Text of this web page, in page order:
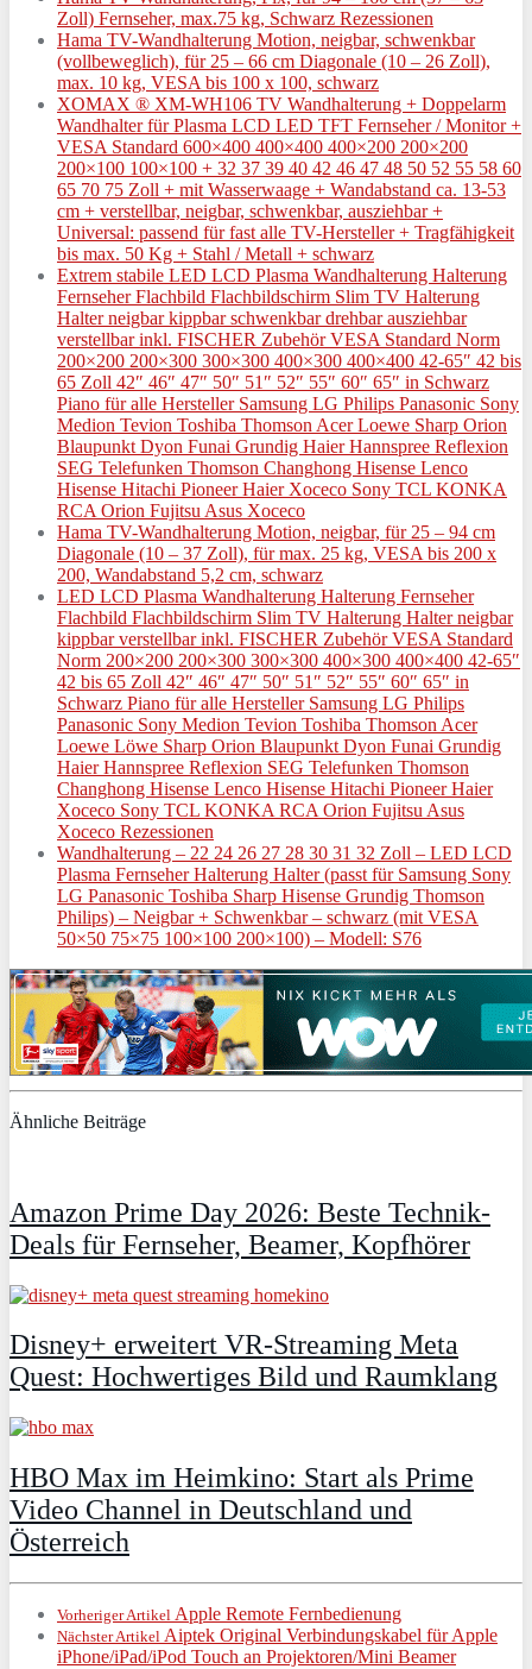
Zoll) Fernseher, max.75 kg, Schwarz Rezessionen
Hama TV-Wandhalterung Motion, neigbar, schwenkbar
(vollbeweglich), für 25 – 66 cm Diagonale (10 – 26 Zoll),
max. 10 kg, VESA bis 100 x 100, schwarz
XOMAX ® XM-WH106 TV Wandhalterung + Doppelarm
Wandhalter für Plasma LCD LED TFT Fernseher / Monitor +
VESA Standard 600×400 400×400 400×200 200×200
200×100 100×100 + 32 37 39 40 42 46 47 48 50 52 55 58 60
65 70 75 Zoll + mit Wasserwaage + Wandabstand ca. 13-53
cm + verstellbar, neigbar, schwenkbar, ausziehbar +
Universal: passend für fast alle TV-Hersteller + Tragfähigkeit
bis max. 50 Kg + Stahl / Metall + schwarz
Extrem stabile LED LCD Plasma Wandhalterung Halterung
Fernseher Flachbild Flachbildschirm Slim TV Halterung
Halter neigbar kippbar schwenkbar drehbar ausziehbar
verstellbar inkl. FISCHER Zubehör VESA Standard Norm
200×200 200×300 300×300 400×300 400×400 42-65″ 42 bis
65 Zoll 42″ 46″ 47″ 50″ 51″ 52″ 55″ 60″ 65″ in Schwarz
Piano für alle Hersteller Samsung LG Philips Panasonic Sony
Medion Tevion Toshiba Thomson Acer Loewe Sharp Orion
Blaupunkt Dyon Funai Grundig Haier Hannspree Reflexion
SEG Telefunken Thomson Changhong Hisense Lenco
Hisense Hitachi Pioneer Haier Xoceco Sony TCL KONKA
RCA Orion Fujitsu Asus Xoceco
Hama TV-Wandhalterung Motion, neigbar, für 25 – 94 cm
Diagonale (10 – 37 Zoll), für max. 25 kg, VESA bis 200 x
200, Wandabstand 5,2 cm, schwarz
LED LCD Plasma Wandhalterung Halterung Fernseher
Flachbild Flachbildschirm Slim TV Halterung Halter neigbar
kippbar verstellbar inkl. FISCHER Zubehör VESA Standard
Norm 200×200 200×300 300×300 400×300 400×400 42-65″
42 bis 65 Zoll 42″ 46″ 47″ 50″ 51″ 52″ 55″ 60″ 65″ in
Schwarz Piano für alle Hersteller Samsung LG Philips
Panasonic Sony Medion Tevion Toshiba Thomson Acer
Loewe Löwe Sharp Orion Blaupunkt Dyon Funai Grundig
Haier Hannspree Reflexion SEG Telefunken Thomson
Changhong Hisense Lenco Hisense Hitachi Pioneer Haier
Xoceco Sony TCL KONKA RCA Orion Fujitsu Asus
Xoceco Rezessionen
Wandhalterung – 22 24 26 27 28 30 31 32 Zoll – LED LCD
Plasma Fernseher Halterung Halter (passt für Samsung Sony
LG Panasonic Toshiba Sharp Hisense Grundig Thomson
Philips) – Neigbar + Schwenkbar – schwarz (mit VESA
50×50 75×75 100×100 200×100) – Modell: S76
Ähnliche Beiträge
Amazon Prime Day 2026: Beste Technik-
Deals für Fernseher, Beamer, Kopfhörer
Disney+ erweitert VR‑Streaming Meta
Quest: Hochwertiges Bild und Raumklang
HBO Max im Heimkino: Start als Prime
Video Channel in Deutschland und
Österreich
Vorheriger Artikel Apple Remote Fernbedienung
Nächster Artikel Aiptek Original Verbindungskabel für Apple
iPhone/iPad/iPod Touch an Projektoren/Mini Beamer